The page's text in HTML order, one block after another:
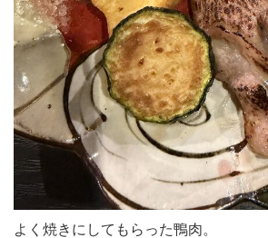
よく焼きにしてもらった鴨肉。